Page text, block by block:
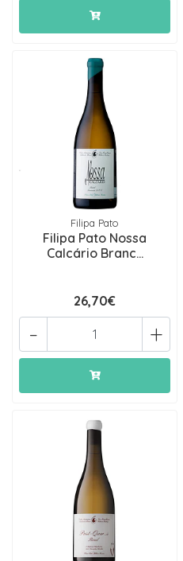
Filipa Pato
Filipa Pato Nossa
Calcário Branc...
26,70€
+
-